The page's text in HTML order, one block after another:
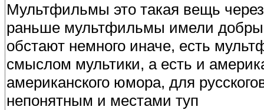
Мультфильмы это такая вещь
раньше мультфильмы имели
обстают немного иначе, есть
смыслом мультики, а есть и
американского юмора, для
непонятным и местами туп